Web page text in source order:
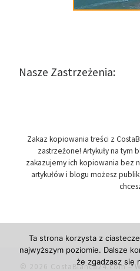
Nasze Zastrzeżenia:
Zakaz kopiowania treści z
zastrzeżone! Artykuły na tym
zakazujemy ich kopiowania bez
artykułów i blogu możesz
© 2026 CostaBlanca24.com–
Ta strona korzysta z
najwyższym poziomie. Dalsze
że zgadzasz się